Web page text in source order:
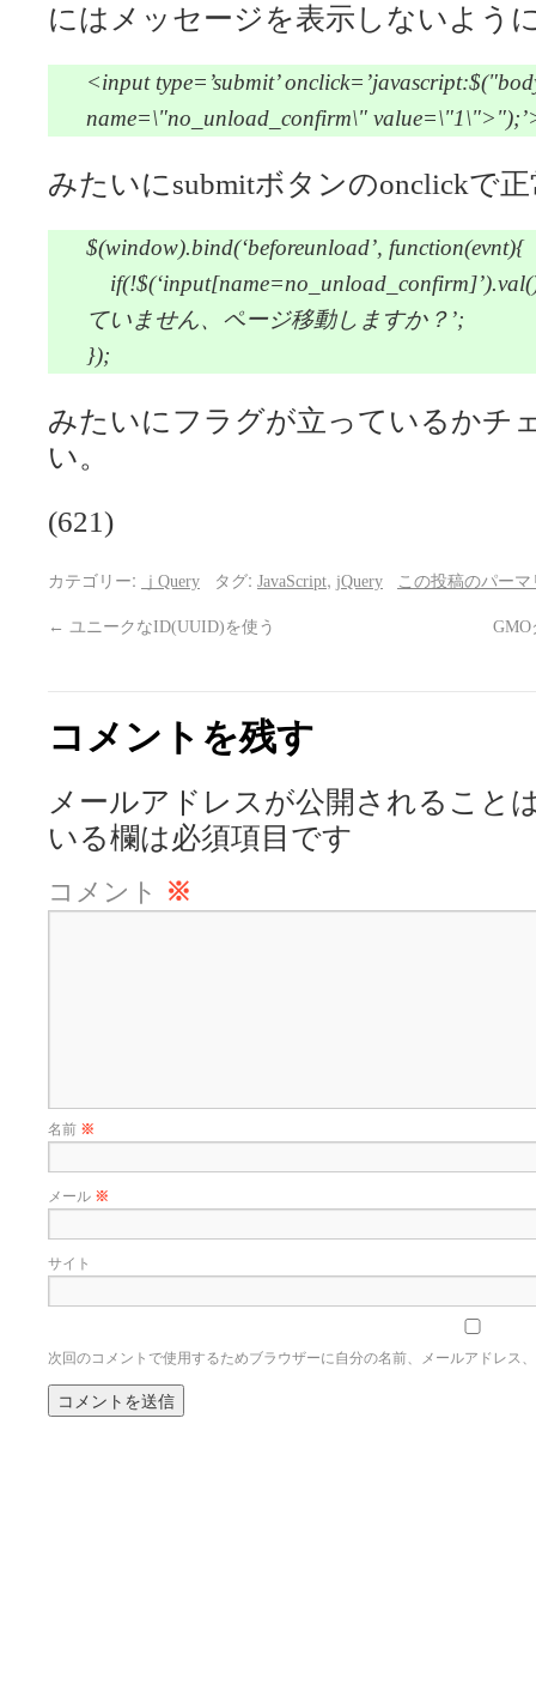
にはメッセージを表示しないよう
<input type=’submit’
name=\"no_unload_confirm\"
みたいにsubmitボタンのonclickで
$(window).bind(‘beforeunload’, function(evnt){
ていません、ページ移動しますか？’;
});
みたいにフラグが立っているかチ
い。
(621)
カテゴリー: ｊQuery タグ: JavaScript, jQuery この投稿のパー
← ユニークなID(UUID)を使う
コメントを残す
メールアドレスが公開されること
いる欄は必須項目です
コメント ※
名前 ※
メール ※
サイト
次回のコメントで使用するためブラウザーに自分の名前、メールアドレス